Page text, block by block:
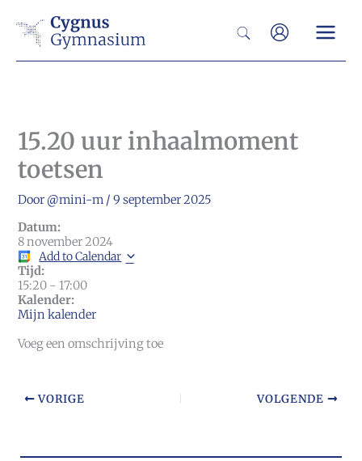
naar
Zoeken
15.20 uur inhaalmoment
toetsen
Door @mini-m /9 september 2025
Datum:
8 november 2024
Add to Calendar
Tijd:
15:20 - 17:00
Kalender:
Mijn kalender
Voeg een omschrijving toe
VORIGE VOLGENDE